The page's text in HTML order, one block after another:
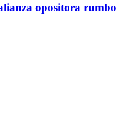
opositora rumbo